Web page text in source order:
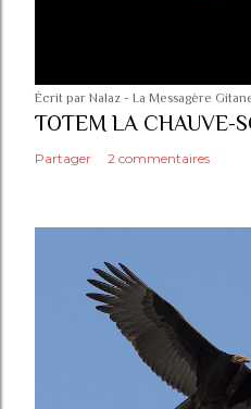
Écrit par Nalaz - La Messagère
TOTEM LA CHAUVE-
Partager 2 commentaires